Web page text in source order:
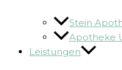
Stein
Apotheke
Leistungen